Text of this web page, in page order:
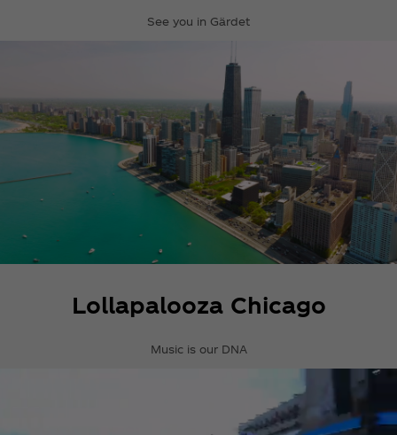
See you in Gärdet
Lollapalooza Chicago
Music is our DNA